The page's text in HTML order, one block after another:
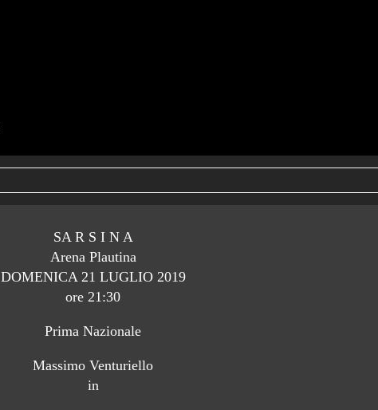
SA R S I N A
Arena Plautina
DOMENICA 21 LUGLIO 2019
ore 21:30
Prima Nazionale
Massimo Venturiello
in